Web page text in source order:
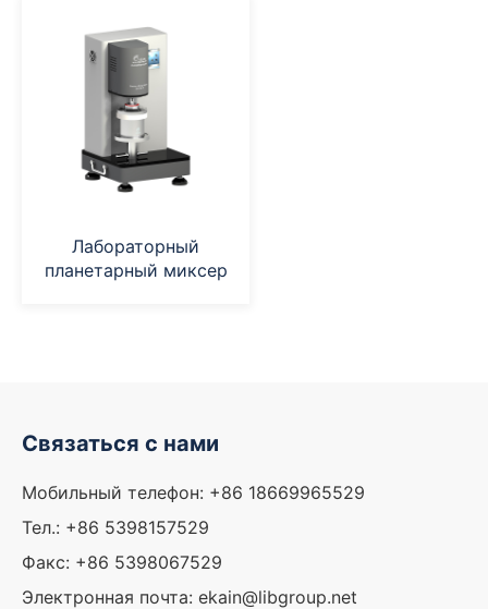
Лабораторный
планетарный миксер
Связаться с нами
Мобильный телефон: +86 18669965529
Тел.: +86 5398157529
Факс: +86 5398067529
Электронная почта: ekain@libgroup.net